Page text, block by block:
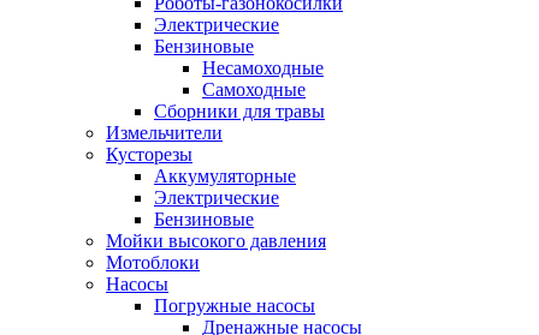
Электрические
Бензиновые
Несамоходные
Самоходные
Сборники для травы
Измельчители
Кусторезы
Аккумуляторные
Электрические
Бензиновые
Мойки высокого давления
Мотоблоки
Насосы
Погружные насосы
Дренажные насосы